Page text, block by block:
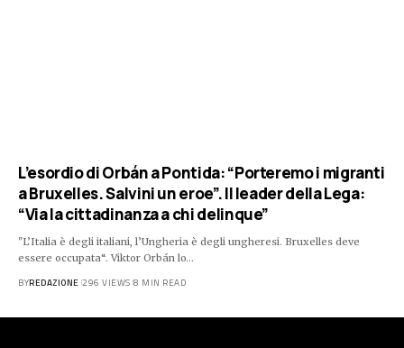
L’esordio di Orbán a Pontida: “Porteremo i migranti
a Bruxelles. Salvini un eroe”. Il leader della Lega:
“Via la cittadinanza a chi delinque”
"L’Italia è degli italiani, l’Ungheria è degli ungheresi. Bruxelles deve
essere occupata“. Viktor Orbán lo…
BYREDAZIONE 296 VIEWS 8 MIN READ